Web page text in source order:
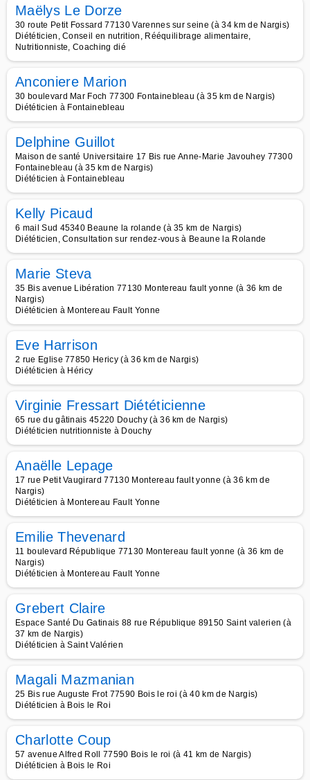
Maëlys Le Dorze
30 route Petit Fossard 77130 Varennes sur seine (à 34 km de Nargis)
Diététicien, Conseil en nutrition, Rééquilibrage alimentaire,
Nutritionniste, Coaching dié
Anconiere Marion
30 boulevard Mar Foch 77300 Fontainebleau (à 35 km de Nargis)
Diététicien à Fontainebleau
Delphine Guillot
Maison de santé Universitaire 17 Bis rue Anne-Marie Javouhey 77300
Fontainebleau (à 35 km de Nargis)
Diététicien à Fontainebleau
Kelly Picaud
6 mail Sud 45340 Beaune la rolande (à 35 km de Nargis)
Diététicien, Consultation sur rendez-vous à Beaune la Rolande
Marie Steva
35 Bis avenue Libération 77130 Montereau fault yonne (à 36 km de
Nargis)
Diététicien à Montereau Fault Yonne
Eve Harrison
2 rue Eglise 77850 Hericy (à 36 km de Nargis)
Diététicien à Héricy
Virginie Fressart Diététicienne
65 rue du gâtinais 45220 Douchy (à 36 km de Nargis)
Diététicien nutritionniste à Douchy
Anaëlle Lepage
17 rue Petit Vaugirard 77130 Montereau fault yonne (à 36 km de
Nargis)
Diététicien à Montereau Fault Yonne
Emilie Thevenard
11 boulevard République 77130 Montereau fault yonne (à 36 km de
Nargis)
Diététicien à Montereau Fault Yonne
Grebert Claire
Espace Santé Du Gatinais 88 rue République 89150 Saint valerien (à
37 km de Nargis)
Diététicien à Saint Valérien
Magali Mazmanian
25 Bis rue Auguste Frot 77590 Bois le roi (à 40 km de Nargis)
Diététicien à Bois le Roi
Charlotte Coup
57 avenue Alfred Roll 77590 Bois le roi (à 41 km de Nargis)
Diététicien à Bois le Roi